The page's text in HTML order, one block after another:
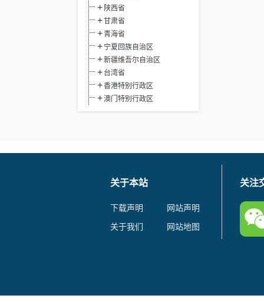
陕西省
甘肃省
青海省
宁夏回族自治区
新疆维吾尔自治区
台湾省
香港特别行政区
澳门特别行政区
关于本站
下载声明
网站声明
关于我们
网站地图
关注